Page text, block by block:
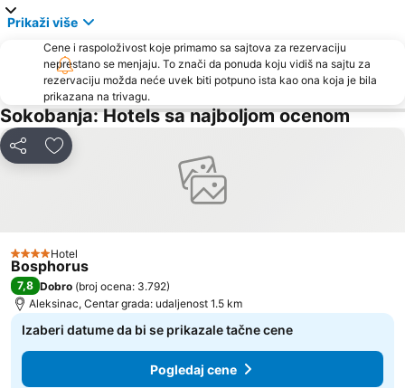
Prikaži više
Cene i raspoloživost koje primamo sa sajtova za rezervaciju
neprestano se menjaju. To znači da ponuda koju vidiš na sajtu za
rezervaciju možda neće uvek biti potpuno ista kao ona koja je bila
prikazana na trivagu.
Sokobanja: Hotels sa najboljom ocenom
Deli Dodati u favorite
4 Zvezdice
Hotel
Bosphorus
7,8 Dobro (broj ocena: 3.792)
Aleksinac, Centar grada: udaljenost 1.5 km
Izaberi datume da bi se prikazale tačne cene
Pogledaj cene